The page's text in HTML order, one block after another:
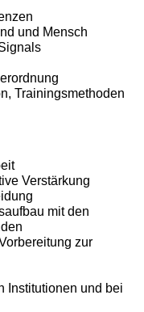
und Mensch
Trainingsmethoden
Verstärkung
mit den
zur
Institutionen und bei